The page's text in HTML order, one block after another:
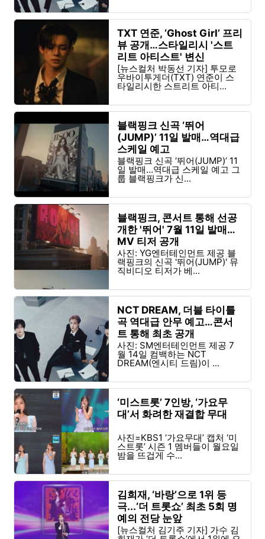
TXT 연준, ‘Ghost Girl’ 프리
뷰 공개…스타일리시 '스트
리트 아티스트' 변신
[뉴스컬처 박동선 기자] 투모로
우바이투게더(TXT) 연준이 스
타일리시한 스트리트 아티...
블랙핑크 신곡 ‘뛰어
(JUMP)’ 11일 발매…역대급
스케일 예고
블랙핑크 신곡 ‘뛰어(JUMP)’ 11
일 발매…역대급 스케일 예고 그
룹 블랙핑크가 신...
블랙핑크, 콘서트 통해 선공
개한 '뛰어' 7월 11일 발매…
MV 티저 공개
사진: YG엔터테인먼트 제공 블
랙핑크의 신곡 '뛰어(JUMP)' 뮤
직비디오 티저가 베...
NCT DREAM, 더블 타이틀
곡 역대급 안무 예고…콘서
트 통해 최초 공개
사진: SM엔터테인먼트 제공 7
월 14일 컴백하는 NCT
DREAM(엔시티 드림)이 ...
‘미스트롯’ 7인방, ‘가요무
대’서 화려한 재결합 무대
사진=KBS1 ‘가요무대’ 캡처 ‘미
스트롯’ 시즌 1 멤버들이 월요일
밤을 뜨겁게 수...
김희재, ‘바랑’으로 1위 등
극...‘더 트롯쇼’ 최초 5회 명
예의 전당 눈앞
[뉴스컬처 김기주 기자] 가수 김